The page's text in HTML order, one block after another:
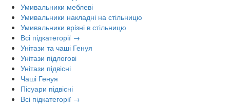
Умивальники меблеві
Умивальники накладні на стільницю
Умивальники врізні в стільницю
Всі підкатегорії →
Унітази та чаші Генуя
Унітази підлогові
Унітази підвісні
Чаші Генуя
Пісуари підвісні
Всі підкатегорії →